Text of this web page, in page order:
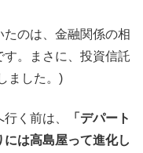
のは、金融関係の相
。まさに、投資信託
ました。)
く前は、
「デパート
は高島屋って進化し